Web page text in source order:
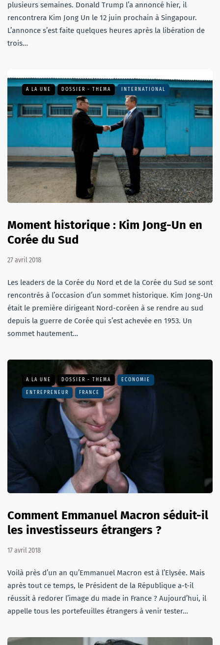
plusieurs semaines. Donald Trump l’a annoncé hier, il
rencontrera Kim Jong Un le 12 juin prochain à Singapour.
L’annonce s’est faite quelques heures après la libération de
trois…
A LA UNE DOSSIER - THEMA INTERNATIONAL
Moment historique : Kim Jong-Un en
Corée du Sud
27 avril 2018
Les leaders de la Corée du Nord et de la Corée du Sud se sont
rencontrés à l’occasion d’un sommet historique. Kim Jong-Un
était le première dirigeant Nord-coréen à se rendre au sud
depuis la guerre de Corée qui s’est achevée en 1953. Un
sommet hautement…
A LA UNE DOSSIER - THEMA ECONOMIE
ENTREPRENEUR FRANCE
Comment Emmanuel Macron séduit-il
les investisseurs étrangers ?
17 avril 2018
Voilà près d’un an qu’Emmanuel Macron est à l’Elysée. Mais
après tout ce temps, le Président de la République a-t-il
réussit à redorer l’image du made in France ? Aujourd’hui, il
appelle tous les portefeuilles étrangers à venir tester…